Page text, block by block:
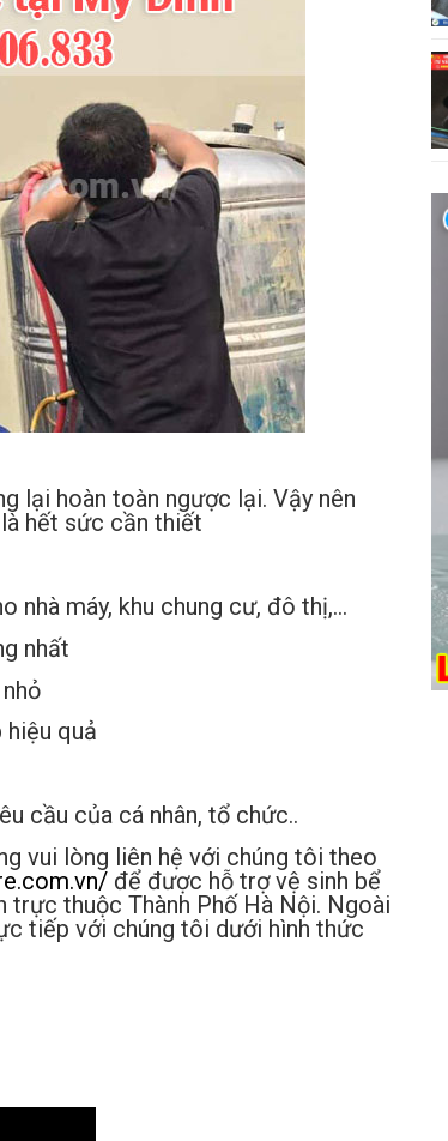
lại hoàn toàn ngược lại. Vậy nên
hết sức cần thiết
nhà máy, khu chung cư, đô thị,…
nhất
hiệu quả
cầu của cá nhân, tổ chức..
vui lòng liên hệ với chúng tôi theo
để được hỗ trợ vệ sinh bể
thuộc Thành Phố Hà Nội. Ngoài
tiếp với chúng tôi dưới hình thức